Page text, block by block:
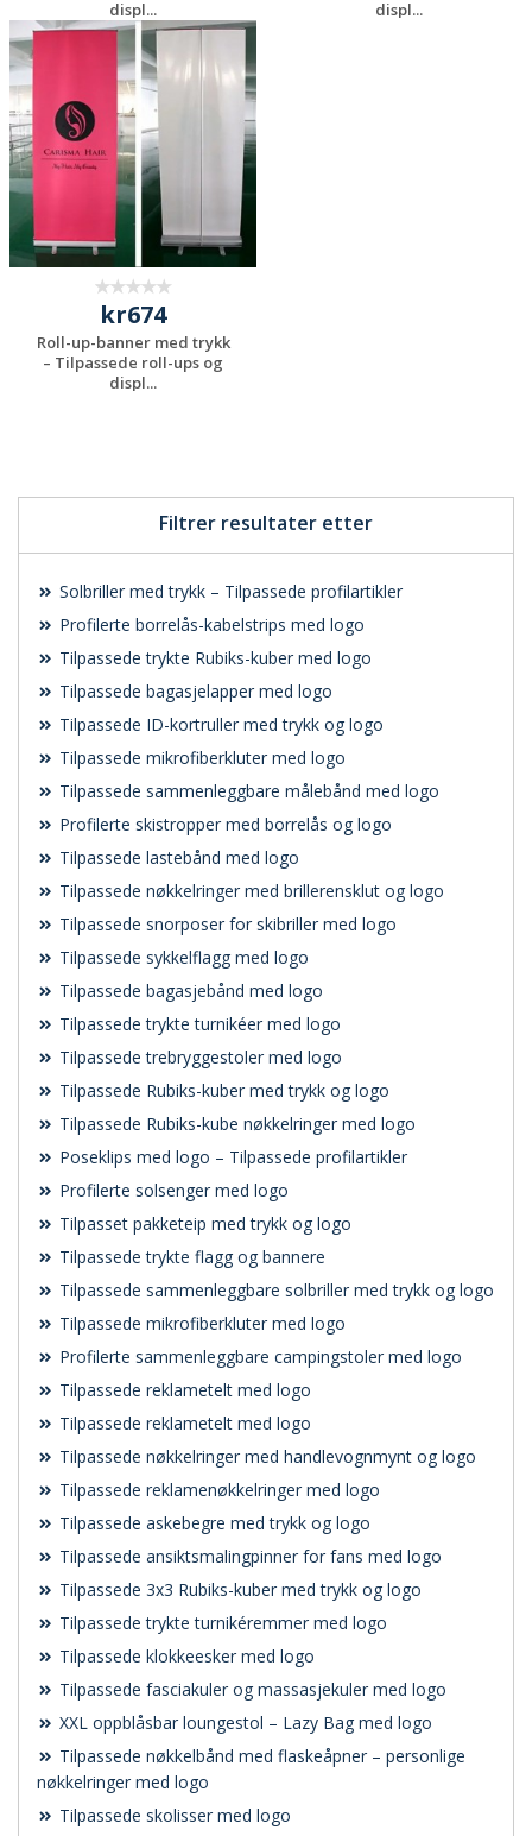
Filtrer resultater etter
Solbriller med trykk – Tilpassede profilartikler
Profilerte borrelås-kabelstrips med logo
Tilpassede trykte Rubiks-kuber med logo
Tilpassede bagasjelapper med logo
Tilpassede ID-kortruller med trykk og logo
Tilpassede mikrofiberkluter med logo
Tilpassede sammenleggbare målebånd med logo
Profilerte skistropper med borrelås og logo
Tilpassede lastebånd med logo
Tilpassede nøkkelringer med brillerensklut og logo
Tilpassede snorposer for skibriller med logo
Tilpassede sykkelflagg med logo
Tilpassede bagasjebånd med logo
Tilpassede trykte turnikéer med logo
Tilpassede trebryggestoler med logo
Tilpassede Rubiks-kuber med trykk og logo
Tilpassede Rubiks-kube nøkkelringer med logo
Poseklips med logo – Tilpassede profilartikler
Profilerte solsenger med logo
Tilpasset pakketeip med trykk og logo
Tilpassede trykte flagg og bannere
Tilpassede sammenleggbare solbriller med trykk og logo
Tilpassede mikrofiberkluter med logo
Profilerte sammenleggbare campingstoler med logo
Tilpassede reklametelt med logo
Tilpassede reklametelt med logo
Tilpassede nøkkelringer med handlevognmynt og logo
Tilpassede reklamenøkkelringer med logo
Tilpassede askebegre med trykk og logo
Tilpassede ansiktsmalingpinner for fans med logo
Tilpassede 3x3 Rubiks-kuber med trykk og logo
Tilpassede trykte turnikéremmer med logo
Tilpassede klokkeesker med logo
Tilpassede fasciakuler og massasjekuler med logo
XXL oppblåsbar loungestol – Lazy Bag med logo
Tilpassede nøkkelbånd med flaskeåpner – personlige
nøkkelringer med logo
Tilpassede skolisser med logo
displ...
Be om et
uforpliktende
tilbud
displ...
kr674
Roll-up-banner med trykk
– Tilpassede roll-ups og
displ...